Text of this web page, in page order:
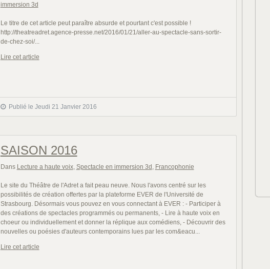
immersion 3d
Le titre de cet article peut paraître absurde et pourtant c'est possible !
http://theatreadret.agence-presse.net/2016/01/21/aller-au-spectacle-sans-sortir-
de-chez-soi/...
Lire cet article
Publié le Jeudi 21 Janvier 2016
SAISON 2016
Dans Lecture a haute voix, Spectacle en immersion 3d , Francophonie
Le site du Théâtre de l'Adret a fait peau neuve. Nous l'avons centré sur les
possibilités de création offertes par la plateforme EVER de l'Université de
Strasbourg. Désormais vous pouvez en vous connectant à EVER : - Participer à
des créations de spectacles programmés ou permanents, - Lire à haute voix en
choeur ou individuellement et donner la réplique aux comédiens, - Découvrir des
nouvelles ou poésies d'auteurs contemporains lues par les com&eacu...
Lire cet article